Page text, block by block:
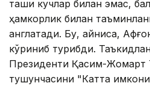
ташқи кучлар билан эмас,
ҳамкорлик билан
англатади. Бу, айниқса,
кўриниб турибди.
Президенти Қасим-Жомарт
тушунчасини "Катта